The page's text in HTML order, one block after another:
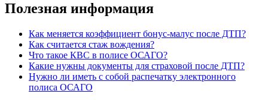
Полезная информация
Как меняется коэффициент бонус-малус после ДТП?
Как считается стаж вождения?
Что такое КВС в полисе ОСАГО?
Какие нужны документы для страховой после ДТП?
Нужно ли иметь с собой распечатку электронного
полиса ОСАГО